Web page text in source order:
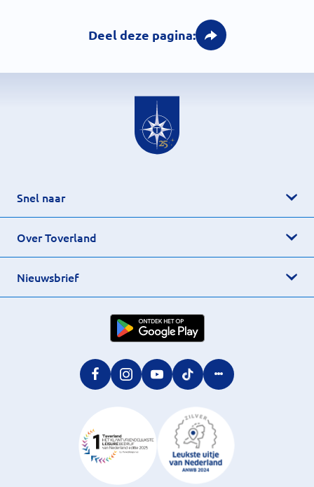
Deel deze pagina:
Snel naar
Over Toverland
Nieuwsbrief